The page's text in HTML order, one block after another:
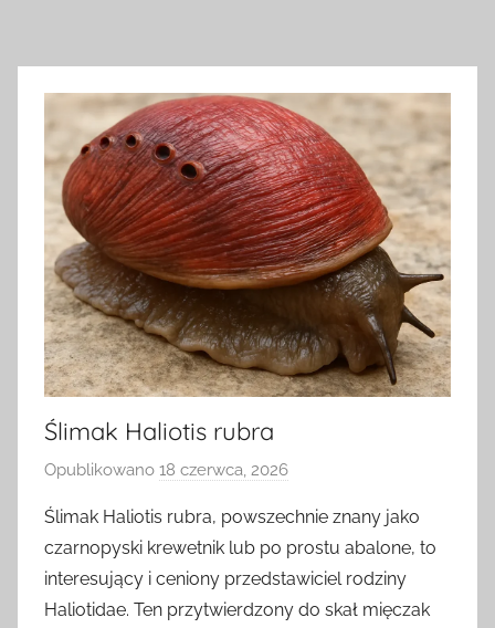
Ślimak Haliotis rubra
Opublikowano 18 czerwca, 2026
z
e
z
Ślimak Haliotis rubra, powszechnie znany jako
czarnopyski krewetnik lub po prostu abalone, to
interesujący i ceniony przedstawiciel rodziny
Haliotidae. Ten przytwierdzony do skał mięczak